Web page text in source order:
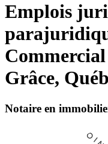
Emplois
Grâce,
Notaire en